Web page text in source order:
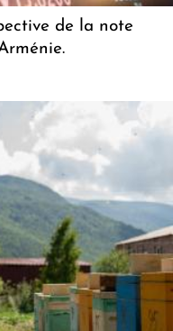
de la note